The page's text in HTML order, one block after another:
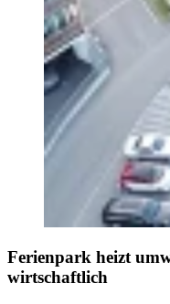
Ferienpark heizt
wirtschaftlich